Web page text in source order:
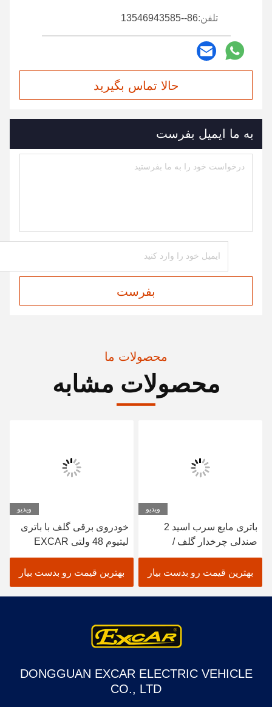
تلفن:86--13546943585
حالا تماس بگیرید
به ما ایمیل بفرست
بفرست
محصولات ما
محصولات مشابه
ویدیو
باتری مایع سرب اسید 2
صندلی چرخدار گلف /
الکتریک حوضچه گلف خودرو
بهترین قیمت رو بدست بیار
ویدیو
خودروی برقی گلف با باتری
لیتیوم 48 ولتی EXCAR
A1S6+2 سفید
بهترین قیمت رو بدست بیار
DONGGUAN EXCAR ELECTRIC VEHICLE
CO., LTD